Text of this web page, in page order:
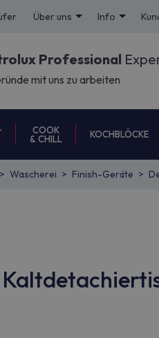
Über uns Info
Professional
mit uns zu arbeiten
COOK
& CHILL
KOCHBLÖCKE
Wascherei Finish-Geräte